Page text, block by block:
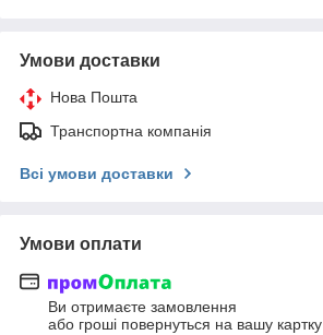
Умови доставки
Нова Пошта
Транспортна компанія
Всі умови доставки
Умови оплати
Ви отримаєте замовлення
або гроші повернуться на вашу картку